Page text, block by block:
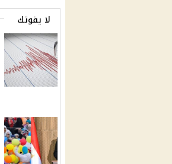
لا يفوتك